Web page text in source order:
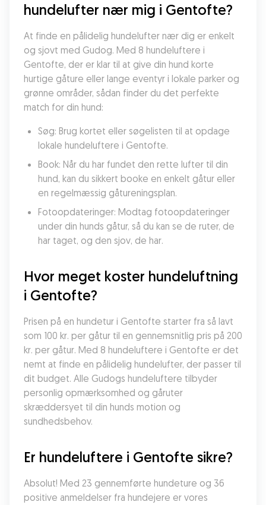
hundelufter nær mig i Gentofte?
At finde en pålidelig hundelufter nær dig er enkelt
og sjovt med Gudog. Med 8 hundeluftere i
Gentofte, der er klar til at give din hund korte
hurtige gåture eller lange eventyr i lokale parker og
grønne områder, sådan finder du det perfekte
match for din hund:
Søg: Brug kortet eller søgelisten til at opdage
lokale hundeluftere i Gentofte.
Book: Når du har fundet den rette lufter til din
hund, kan du sikkert booke en enkelt gåtur eller
en regelmæssig gåtureningsplan.
Fotoopdateringer: Modtag fotoopdateringer
under din hunds gåtur, så du kan se de ruter, de
har taget, og den sjov, de har.
Hvor meget koster hundeluftning
i Gentofte?
Prisen på en hundetur i Gentofte starter fra så lavt
som 100 kr. per gåtur til en gennemsnitlig pris på 200
kr. per gåtur. Med 8 hundeluftere i Gentofte er det
nemt at finde en pålidelig hundelufter, der passer til
dit budget. Alle Gudogs hundeluftere tilbyder
personlig opmærksomhed og gåruter
skræddersyet til din hunds motion og
sundhedsbehov.
Er hundeluftere i Gentofte sikre?
Absolut! Med 23 gennemførte hundeture og 36
positive anmeldelser fra hundejere er vores